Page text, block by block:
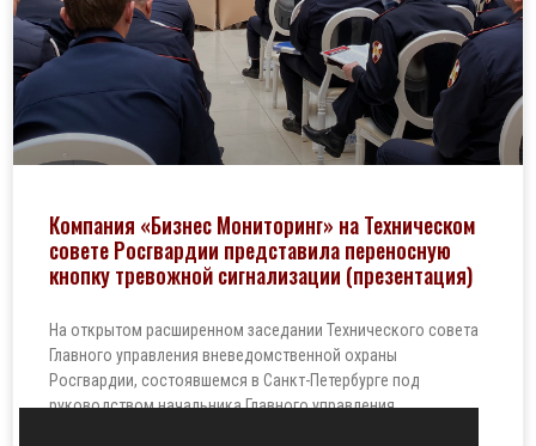
Компания «Бизнес Мониторинг» на Техническом
совете Росгвардии представила переносную
кнопку тревожной сигнализации (презентация)
На открытом расширенном заседании Технического совета
Главного управления вневедомственной охраны
Росгвардии, состоявшемся в Санкт-Петербурге под
руководством начальника Главного управления